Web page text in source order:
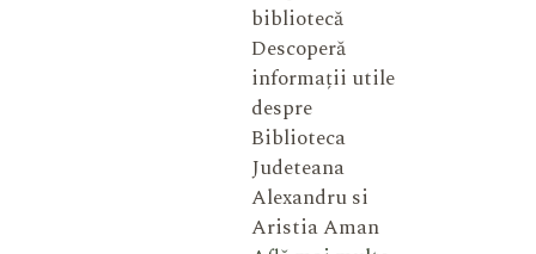
bibliotecă
Descoperă
informații utile
despre
Biblioteca
Judeteana
Alexandru si
Aristia Aman